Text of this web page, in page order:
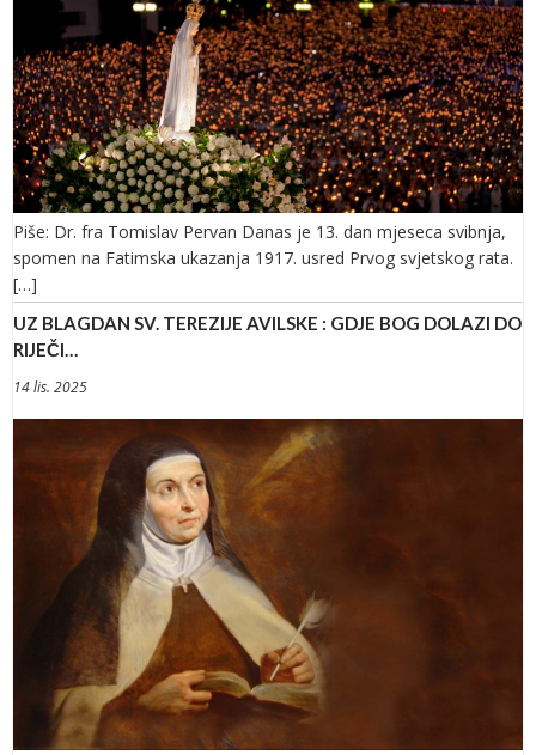
Piše: Dr. fra Tomislav Pervan Danas je 13. dan mjeseca svibnja,
spomen na Fatimska ukazanja 1917. usred Prvog svjetskog rata.
[…]
UZ BLAGDAN SV. TEREZIJE AVILSKE : GDJE BOG DOLAZI DO
RIJEČI…
14 lis. 2025